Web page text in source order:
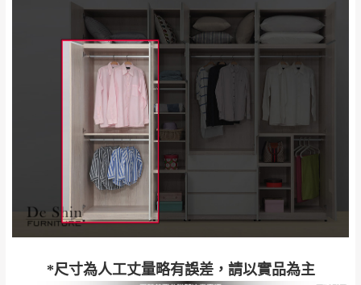
*尺寸為人工丈量略有誤差，請以實品為主
NT$500元
＊A108產品另收運費
$ 9,000以上：免
運費
$ 9,000以下：
NT$500元
＊A108產品另收運費
卓蘭鎮、三灣、通
霄山區、西湖、泰
安鄉、大湖鄉、頭
屋、獅潭鄉
配送天數：5~14天
到貨時間：指定送貨日當天以電話聯絡確認
機當天到貨前皆會再與您通知，讓你不用整
天在家等貨，以節省您的寶貴時間。
由於百貨公司配送較為不易，故暫無法配送
至百貨公司內部。
發票寄送：
若您選擇三聯式或索取兩聯式發票，發票將於商品
完成出貨15個工作天另行寄出，另外約加上2~7個
工作天內送達，如遇國定假日將順延寄送。
退換貨說明：
公司客服人員，我們將為您更換新品，運費